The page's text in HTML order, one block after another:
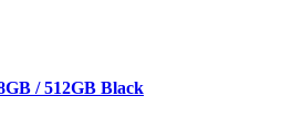
/ 512GB Black